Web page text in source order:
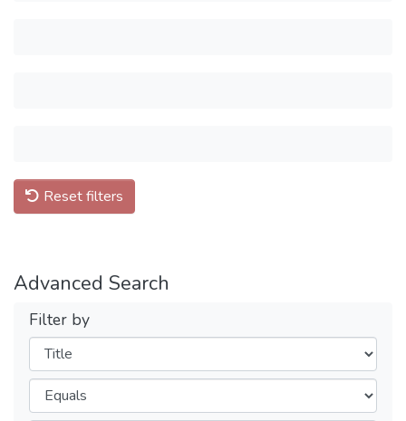
Reset filters
Advanced Search
Filter by
Filters
Operators